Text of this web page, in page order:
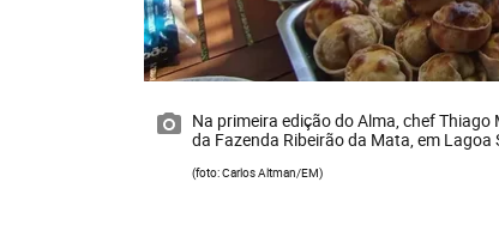
Na primeira edição do Alma, chef
da Fazenda Ribeirão da Mata, em Lagoa
(foto: Carlos Altman/EM)